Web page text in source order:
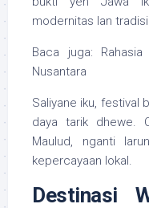
modernitas lan
Baca juga:
Nusantara
Saliyane iku, festival
daya tarik dhewe.
Maulud, nganti
kepercayaan lokal.
Destinasi